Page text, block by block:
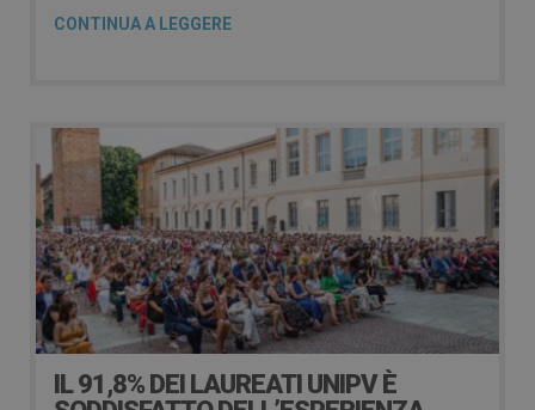
CONTINUA A LEGGERE
IL 91,8% DEI LAUREATI UNIPV È